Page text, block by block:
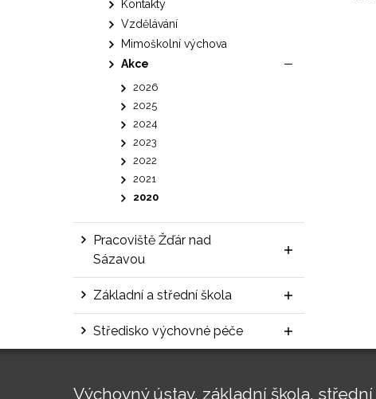
Kontakty
Vzdělávání
Mimoškolní výchova
Akce
2026
2025
2024
2023
2022
2021
2020
Pracoviště Žďár nad
Sázavou
Základní a střední škola
Středisko výchovné péče
Výchovný ústav, základní škola, střední